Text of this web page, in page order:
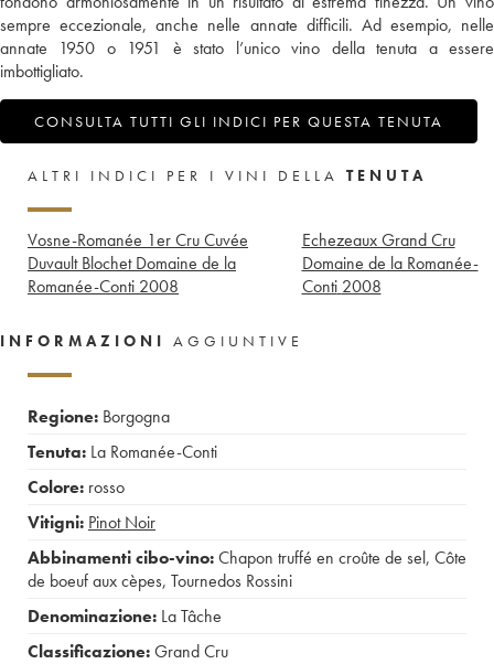
sempre eccezionale, anche nelle annate difficili. Ad esempio, nelle
annate 1950 o 1951 è stato l’unico vino della tenuta a essere
imbottigliato.
CONSULTA TUTTI GLI INDICI PER QUESTA TENUTA
ALTRI INDICI PER I VINI DELLA TENUTA
Vosne-Romanée 1er Cru Cuvée
Duvault Blochet Domaine de la
Romanée-Conti 2008
Echezeaux Grand Cru
Domaine de la Romanée-
Conti 2008
INFORMAZIONI AGGIUNTIVE
Regione: Borgogna
Tenuta: La Romanée-Conti
Colore: rosso
Vitigni: Pinot Noir
Abbinamenti cibo-vino:Chapon truffé en croûte de sel, Côte
de boeuf aux cèpes, Tournedos Rossini
Denominazione: La Tâche
Classificazione:Grand Cru